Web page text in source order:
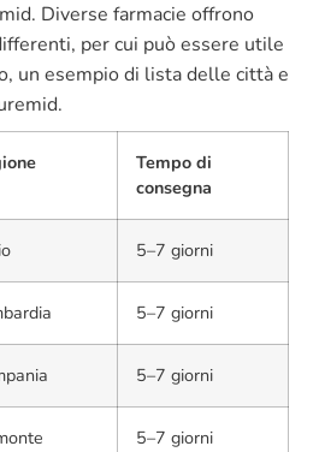
Diverse farmacie offrono
per cui può essere utile
un esempio di lista delle città e
Tempo di
consegna
5–7 giorni
5–7 giorni
5–7 giorni
5–7 giorni